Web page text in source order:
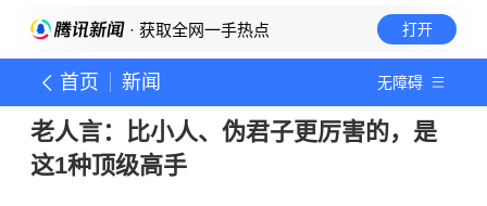
· 获取全网一手热点 打开
首页 新闻 无障碍
老人言：比小人、伪君子更厉害的，是
这1种顶级高手